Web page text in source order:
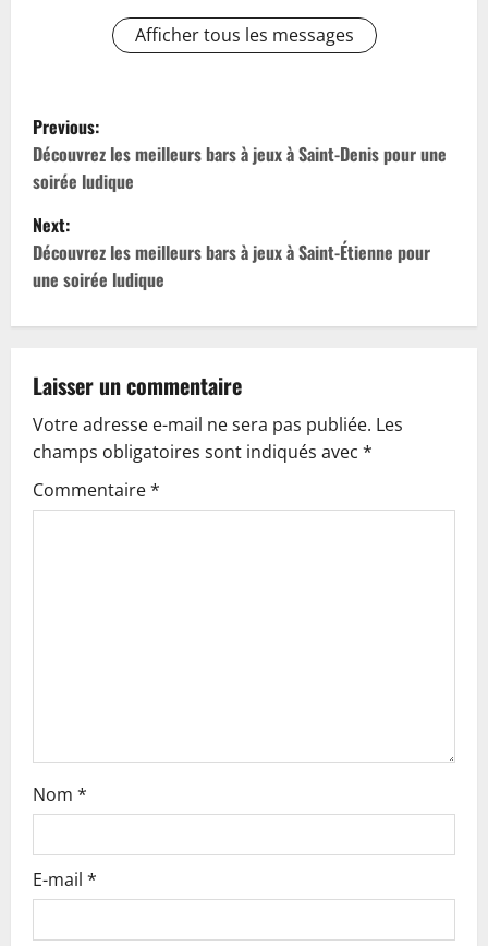
Afficher tous les messages
P
o
s
t
n
v
i
g
Previous:
Découvrez les meilleurs bars à jeux à Saint-Denis pour une
soirée ludique
Next:
Découvrez les meilleurs bars à jeux à Saint-Étienne pour
une soirée ludique
Laisser un commentaire
Votre adresse e-mail ne sera pas publiée. Les
champs obligatoires sont indiqués avec *
Commentaire*
Nom *
E-mail *